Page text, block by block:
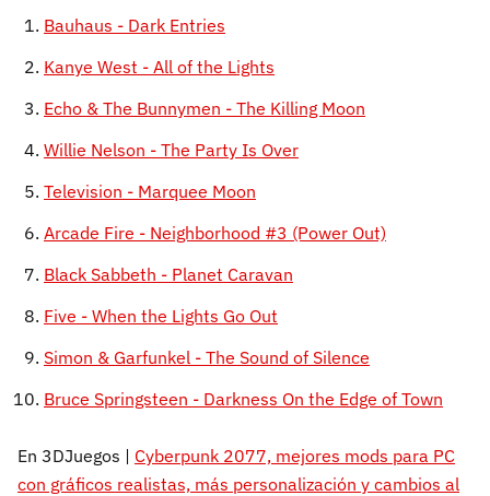
Bauhaus - Dark Entries
Kanye West - All of the Lights
Echo & The Bunnymen - The Killing Moon
Willie Nelson - The Party Is Over
Television - Marquee Moon
Arcade Fire - Neighborhood #3 (Power Out)
Black Sabbeth - Planet Caravan
Five - When the Lights Go Out
Simon & Garfunkel - The Sound of Silence
Bruce Springsteen - Darkness On the Edge of Town
En 3DJuegos | Cyberpunk 2077, mejores mods para PC
con gráficos realistas, más personalización y cambios al